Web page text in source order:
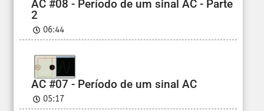
AC #08 - Período de um sinal AC - Parte
2
06:44
AC #07 - Período de um sinal AC
05:17